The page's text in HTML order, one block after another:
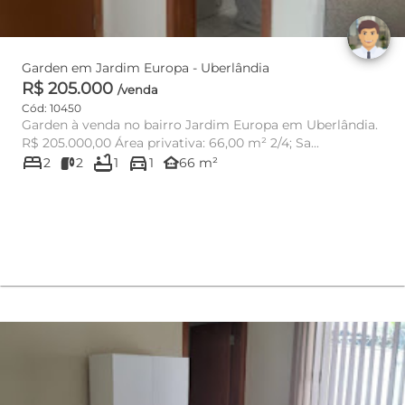
Garden em Jardim Europa - Uberlândia
R$ 205.000 /venda
Cód: 10450
Garden à venda no bairro Jardim Europa em Uberlândia.
R$ 205.000,00 Área privativa: 66,00 m² 2/4; Sa...
bed2 2 bathtub1 directions_car1 other_houses66 m²